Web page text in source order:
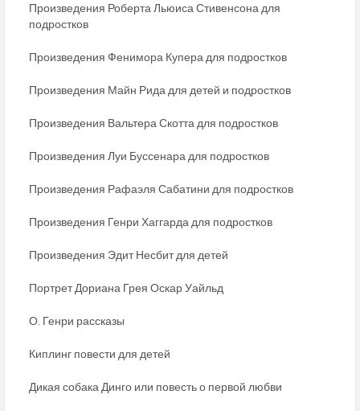
Произведения Роберта Льюиса Стивенсона для
подростков
Произведения Фенимора Купера для подростков
Произведения Майн Рида для детей и подростков
Произведения Вальтера Скотта для подростков
Произведения Луи Буссенара для подростков
Произведения Рафаэля Сабатини для подростков
Произведения Генри Хаггарда для подростков
Произведения Эдит Несбит для детей
Портрет Дориана Грея Оскар Уайльд
О. Генри рассказы
Киплинг повести для детей
Дикая собака Динго или повесть о первой любви